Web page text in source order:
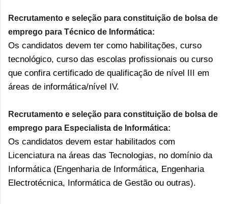
Recrutamento e seleção para constituição de bolsa de
emprego para Técnico de Informática:
Os candidatos devem ter como habilitações, curso
tecnológico, curso das escolas profissionais ou curso
que confira certificado de qualificação de nível III em
áreas de informática/nível IV.
Recrutamento e seleção para constituição de bolsa de
emprego para Especialista de Informática:
Os candidatos devem estar habilitados com
Licenciatura na áreas das Tecnologias, no domínio da
Informática (Engenharia de Informática, Engenharia
Electrotécnica, Informática de Gestão ou outras).